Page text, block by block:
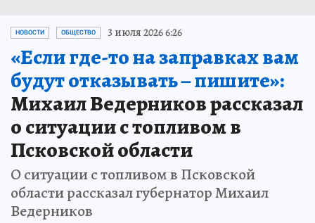
НОВОСТИ ОБЩЕСТВО 3 июля 2026 6:26
«Если где-то на заправках вам
будут отказывать – пишите»:
Михаил Ведерников рассказал
о ситуации с топливом в
Псковской области
О ситуации с топливом в Псковской
области рассказал губернатор Михаил
Ведерников